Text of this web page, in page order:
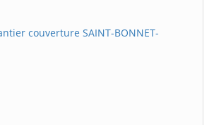
couverture SAINT-BONNET-